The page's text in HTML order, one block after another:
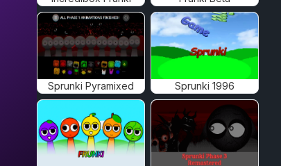
Sprunki Pyramixed Sprunki 1996